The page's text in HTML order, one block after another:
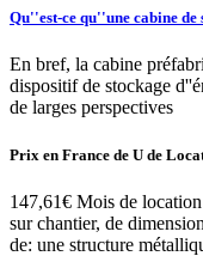
Qu''est-ce qu''une cabine
En bref, la cabine
dispositif de stockage
de larges perspectives
Prix en France de U de
147,61€ Mois de
sur chantier, de
de: une structure